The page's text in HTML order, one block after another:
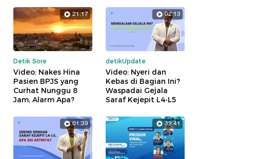
21:17
Detik Sore
Video: Nakes Hina
Pasien BPJS yang
Curhat Nunggu 8
Jam, Alarm Apa?
02:13
detikUpdate
Video: Nyeri dan
Kebas di Bagian Ini?
Waspadai Gejala
Saraf Kejepit L4-L5
01:39 39:41